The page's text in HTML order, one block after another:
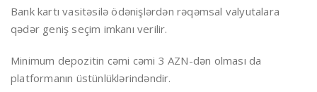
Bank kartı vasitəsilə ödənişlərdən rəqəmsal valyutalara
qədər geniş seçim imkanı verilir.
Minimum depozitin cəmi cəmi 3 AZN-dən olması da
platformanın üstünlüklərindəndir.